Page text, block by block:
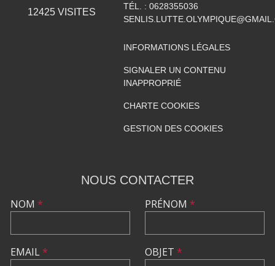
12425VISITES
TÉL. : 0628355036
INFORMATIONS LÉGALES
SIGNALER UN CONTENU
INAPPROPRIÉ
CHARTE COOKIES
GESTION DES COOKIES
NOUS CONTACTER
NOM *
EMAIL*
PRÉNOM *
OBJET *